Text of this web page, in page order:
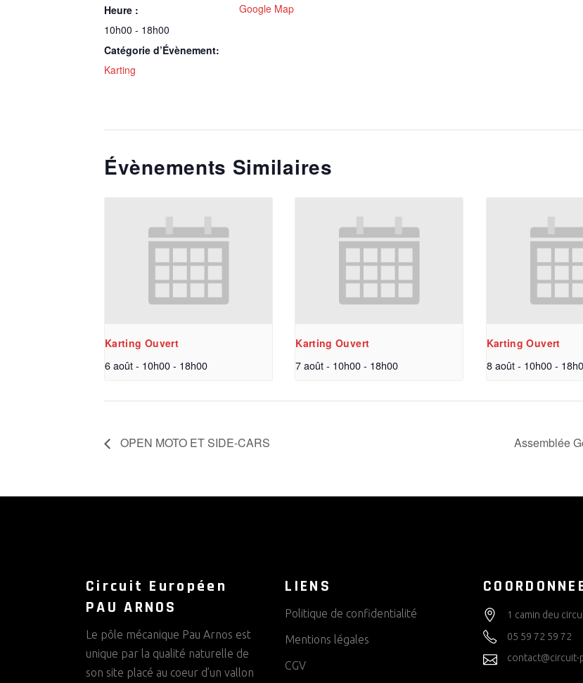
Heure :
10h00 - 18h00
Catégorie d’Évènement:
Karting
Google Map
Évènements Similaires
Karting Ouvert
6 août - 10h00- 18h00
Karting Ouvert
7 août - 10h00 - 18h00
Karting Ouvert
8 août - 10h00 -
OPEN MOTO ET SIDE-CARS Assemblée
Circuit Européen
PAU ARNOS
Le pôle mécanique Pau Arnos est
unique par la qualité naturelle de
son site placé au coeur d’un vallon
LIENS
Politique de confidentialité
Mentions légales
CGV
1 camin deu
05 59 72 59 72
contact@circuit-